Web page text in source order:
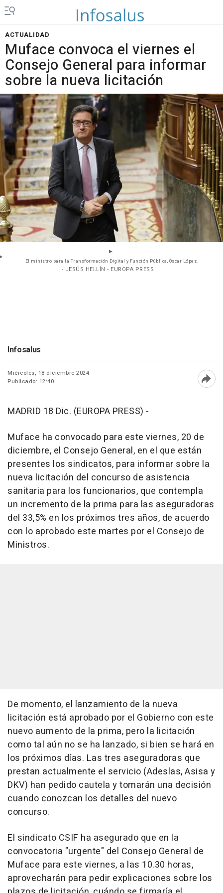
ACTUALIDAD
Muface convoca el viernes el
Consejo General para informar
sobre la nueva licitación
El ministro para la Transformación Digital y Función Pública, Óscar López.
- JESÚS HELLÍN - EUROPA PRESS
Infosalus
Miércoles, 18 diciembre 2024
Publicado: 12:40
MADRID 18 Dic. (EUROPA PRESS) -
Muface ha convocado para este viernes, 20 de
diciembre, el Consejo General, en el que están
presentes los sindicatos, para informar sobre la
nueva licitación del concurso de asistencia
sanitaria para los funcionarios, que contempla
un incremento de la prima para las aseguradoras
del 33,5% en los próximos tres años, de acuerdo
con lo aprobado este martes por el Consejo de
Ministros.
De momento, el lanzamiento de la nueva
licitación está aprobado por el Gobierno con este
nuevo aumento de la prima, pero la licitación
como tal aún no se ha lanzado, si bien se hará en
los próximos días. Las tres aseguradoras que
prestan actualmente el servicio (Adeslas, Asisa y
DKV) han pedido cautela y tomarán una decisión
cuando conozcan los detalles del nuevo
concurso.
El sindicato CSIF ha asegurado que en la
convocatoria "urgente" del Consejo General de
Muface para este viernes, a las 10.30 horas,
aprovecharán para pedir explicaciones sobre los